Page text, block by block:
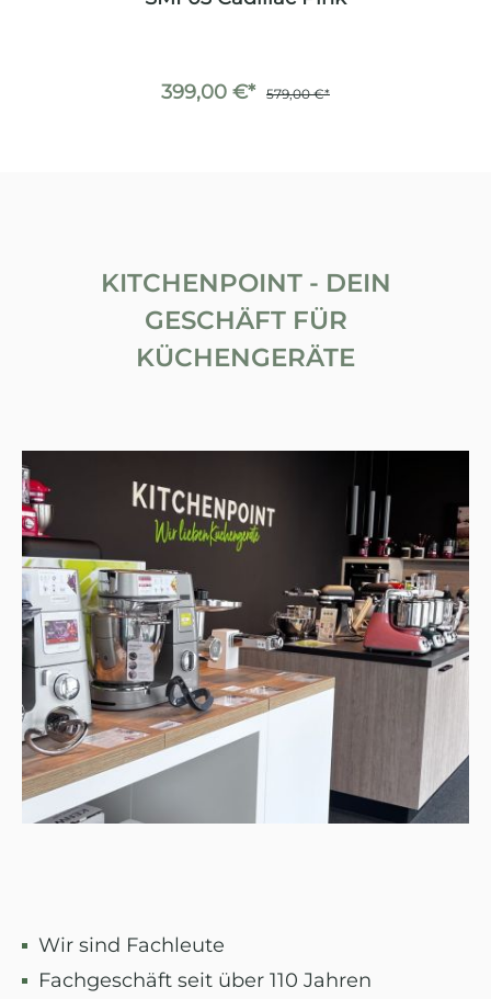
399,00 €* 579,00 €*
KITCHENPOINT - DEIN
GESCHÄFT FÜR
KÜCHENGERÄTE
Wir sind Fachleute
Fachgeschäft seit über 110 Jahren